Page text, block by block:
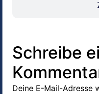
Schreibe
Deine E-Mail-Adresse